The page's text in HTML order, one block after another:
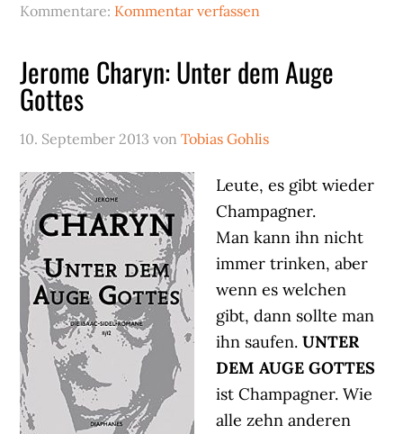
Kommentare: Kommentar verfassen
Jerome Charyn: Unter dem Auge
Gottes
10. September 2013 vonTobias Gohlis
Leute, es gibt wieder
Champagner.
Man kann ihn nicht
immer trinken, aber
wenn es welchen
gibt, dann sollte man
ihn saufen.UNTER
DEM AUGE GOTTES
ist Champagner. Wie
alle zehn anderen